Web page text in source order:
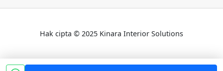
Hak cipta © 2025 Kinara Interior Solutions